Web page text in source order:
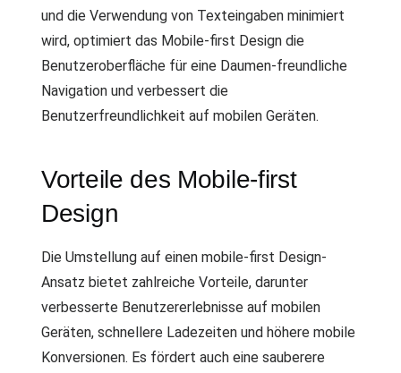
und die Verwendung von Texteingaben minimiert
wird, optimiert das Mobile-first Design die
Benutzeroberfläche für eine Daumen-freundliche
Navigation und verbessert die
Benutzerfreundlichkeit auf mobilen Geräten.
Vorteile des Mobile-first
Design
Die Umstellung auf einen mobile-first Design-
Ansatz bietet zahlreiche Vorteile, darunter
verbesserte Benutzererlebnisse auf mobilen
Geräten, schnellere Ladezeiten und höhere mobile
Konversionen. Es fördert auch eine sauberere